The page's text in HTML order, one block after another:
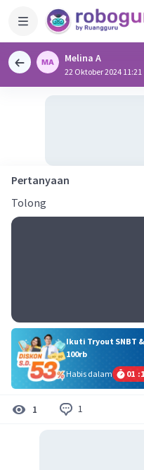
Melina A
22 Oktober 2024 11:21
Pertanyaan
Tolong
Ikuti Tryout SNBT
100rb
Habis dalam
01 :
1 1